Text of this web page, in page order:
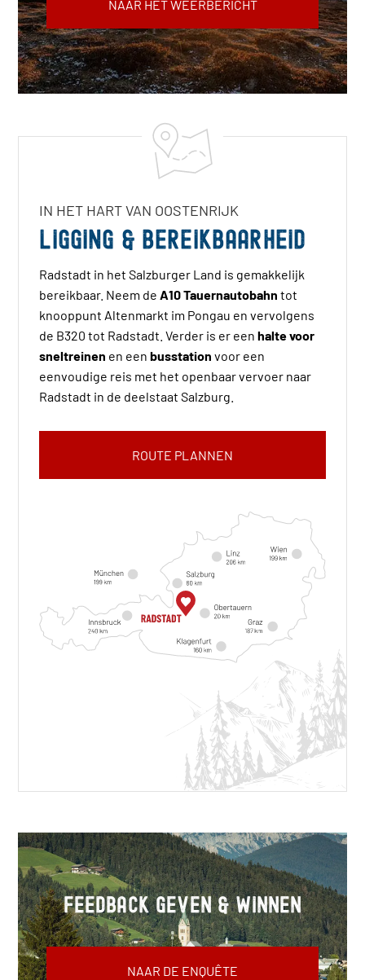
NAAR HET WEERBERICHT
IN HET HART VAN OOSTENRIJK
Ligging & bereikbaarheid
Radstadt in het Salzburger Land is gemakkelijk
bereikbaar. Neem deA10 Tauernautobahn tot
knooppunt Altenmarkt im Pongau en vervolgens
de B320 tot Radstadt. Verder is er eenhalte voor
sneltreinen en eenbusstation voor een
eenvoudige reis met het openbaar vervoer naar
Radstadt in de deelstaat Salzburg.
ROUTE PLANNEN
Feedback geven & winnen
NAAR DE ENQUÊTE